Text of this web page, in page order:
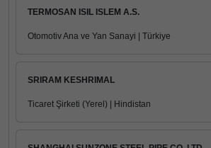
TERMOSAN ISIL ISLEM A.S.
Otomotiv Ana ve Yan Sanayi | Türkiye
SRIRAM KESHRIMAL
Ticaret Şirketi (Yerel) | Hindistan